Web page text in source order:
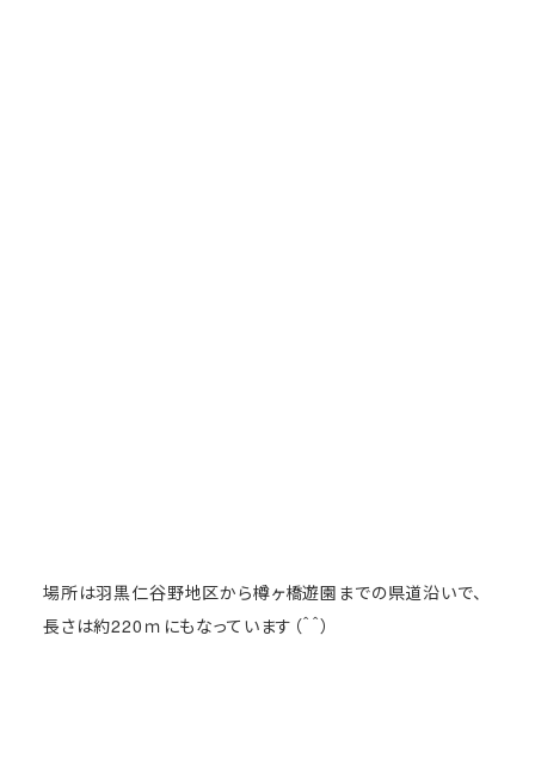
場所は羽黒仁谷野地区から樽ヶ橋遊園までの県道沿いで、
長さは約220ｍにもなっています（＾＾）